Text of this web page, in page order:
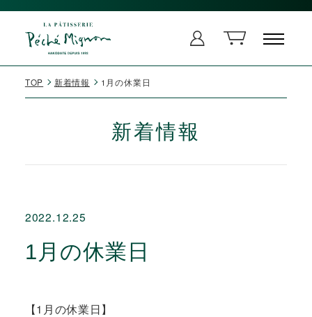
TOP 新着情報 1月の休業日
新着情報
2022.12.25
1月の休業日
【1月の休業日】